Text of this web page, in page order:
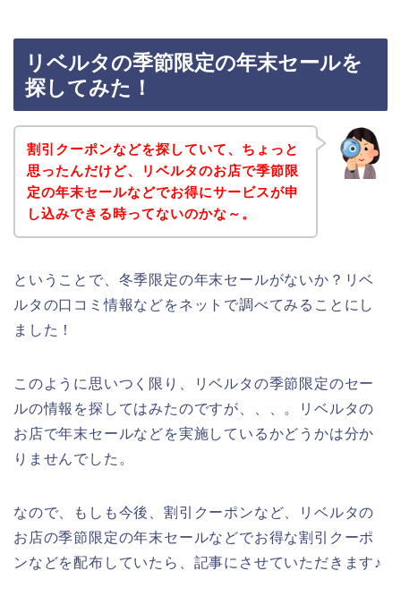
リベルタの季節限定の年末セールを
探してみた！
割引クーポンなどを探していて、ちょっと
思ったんだけど、リベルタのお店で季節限
定の年末セールなどでお得にサービスが申
し込みできる時ってないのかな～。
ということで、冬季限定の年末セールがないか？リベ
ルタの口コミ情報などをネットで調べてみることにし
ました！
このように思いつく限り、リベルタの季節限定のセー
ルの情報を探してはみたのですが、、、。リベルタの
お店で年末セールなどを実施しているかどうかは分か
りませんでした。
なので、もしも今後、割引クーポンなど、リベルタの
お店の季節限定の年末セールなどでお得な割引クーポ
ンなどを配布していたら、記事にさせていただきます♪